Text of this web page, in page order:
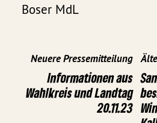
Boser MdL
Neuere Pressemitteilung
Informationen aus
Wahlkreis und Landtag
20.11.23